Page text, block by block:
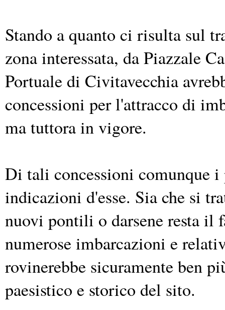
Stando a quanto ci risulta sul
zona interessata, da Piazzale
Portuale di Civitavecchia
concessioni per l'attracco di
ma tuttora in vigore.
Di tali concessioni comunque
indicazioni d'esse. Sia che si
nuovi pontili o darsene resta il
numerose imbarcazioni e
rovinerebbe sicuramente ben
paesistico e storico del sito.